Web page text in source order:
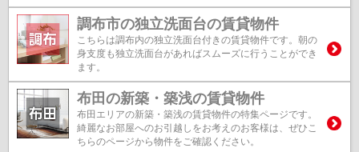
調布市の独立洗面台の賃貸物件
こちらは調布内の独立洗面台付きの賃貸物件です。朝の
身支度も独立洗面台があればスムーズに行うことができ
ます。
布田の新築・築浅の賃貸物件
布田エリアの新築・築浅の賃貸物件の特集ページです。
綺麗なお部屋へのお引越しをお考えのお客様は、ぜひこ
ちらのページから物件をご確認ください。